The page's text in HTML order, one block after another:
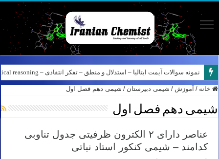
کانال آیمت ایتالیا در نرم افزار بله – کانال شیمی آیمت استاد نباتی
خانه / آموزش / شیمی دبیرستان / شیمی دهم فصل اول
شیمی دهم فصل اول
عناصر دارای ۲ الکترون ظرفیتی جدول تناوبی
کدامند – شیمی کنکور استاد نباتی